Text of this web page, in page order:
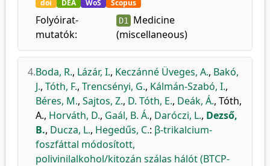
doi DEA WoS Scopus
Folyóirat-
mutatók:
D1 Medicine
(miscellaneous)
4.Boda, R., Lázár, I., Keczánné Üveges, A., Bakó,
J., Tóth, F., Trencsényi, G., Kálmán-Szabó, I.,
Béres, M., Sajtos, Z., D. Tóth, E., Deák, Á., Tóth,
A., Horváth, D., Gaál, B. Á., Daróczi, L., Dezső,
B., Ducza, L., Hegedűs, C.: β-trikalcium-
foszfáttal módosított,
polivinilalkohol/kitozán szálas hálót (BTCP-